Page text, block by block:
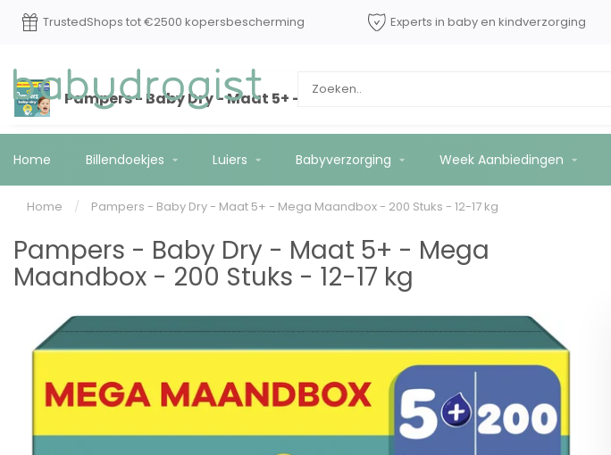
TrustedShops tot €2500 kopersbescherming Experts in baby en kindverzorging
Home Billendoekjes Luiers Babyverzorging Week Aanbiedingen
Home / Pampers - Baby Dry - Maat 5+ - Mega Maandbox - 200 Stuks - 12-17 kg
Pampers - Baby Dry - Maat 5+ - Mega Maandbox - 200 Stuks - 12-17 kg
Pampers - Baby Dry - Maat 5+ - Mega
Maandbox - 200 Stuks - 12-17 kg